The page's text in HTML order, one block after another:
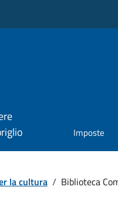
Imposte
la cultura / Biblioteca